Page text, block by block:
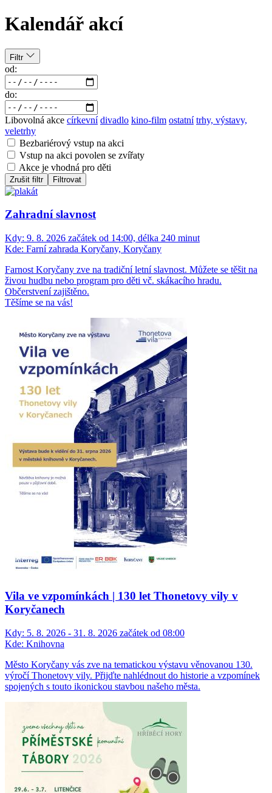
Kalendář akcí
Filtr
od:
do:
Libovolná akce církevní divadlo kino-film ostatní trhy, výstavy,
veletrhy
Bezbariérový vstup na akci
Vstup na akci povolen se zvířaty
Akce je vhodná pro děti
Zrušit filtr Filtrovat
Zahradní slavnost
Kdy: 9. 8. 2026 začátek od 14:00, délka 240 minut
Kde: Farní zahrada Koryčany, Koryčany
Farnost Koryčany zve na tradiční letní slavnost. Můžete se těšit na
živou hudbu nebo program pro děti vč. skákacího hradu.
Občerstvení zajištěno.
Těšíme se na vás!
Vila ve vzpomínkách | 130 let Thonetovy vily v
Koryčanech
Kdy: 5. 8. 2026 - 31. 8. 2026 začátek od 08:00
Kde: Knihovna
Město Koryčany vás zve na tematickou výstavu věnovanou 130.
výročí Thonetovy vily. Přijďte nahlédnout do historie a vzpomínek
spojených s touto ikonickou stavbou našeho města.